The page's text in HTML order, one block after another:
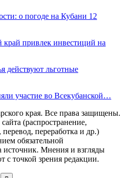
о погоде на Кубани 12
край привлек инвестиций на
действуют льготные
участие во Всекубанской…
края. Все права защищены.
(распространение,
переработка и др.)
обязательной
источник. Мнения и взгляды
с точкой зрения редакции.